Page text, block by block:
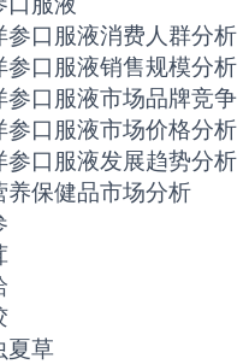
参口服液消费人群分析
参口服液销售规模分析
参口服液市场品牌竞争
参口服液市场价格分析
参口服液发展趋势分析
养保健品市场分析
夏草